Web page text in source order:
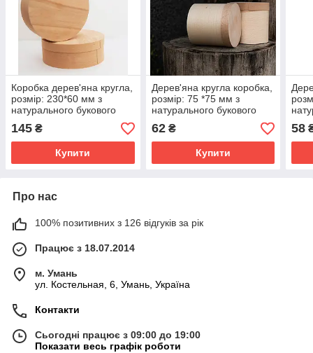
Коробка дерев'яна кругла,
розмір: 230*60 мм з
натурального букового
145 ₴
Купити
Дерев'яна кругла коробка,
розмір: 75 *75 мм з
натурального букового
62₴
Купити
58
Про нас
100% позитивних з 126 відгуків за рік
Працює з 18.07.2014
м. Умань
ул. Костельная, 6, Умань, Україна
Контакти
Сьогодні працює з 09:00 до 19:00
Показати весь графік роботи